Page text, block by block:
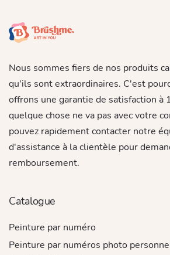
Nous sommes fiers de nos produits
qu'ils sont extraordinaires. C'est
offrons une garantie de satisfaction à
quelque chose ne va pas avec votre
pouvez rapidement contacter notre
d'assistance à la clientèle pour
remboursement.
Catalogue
Peinture par numéro
Peinture par numéros photo